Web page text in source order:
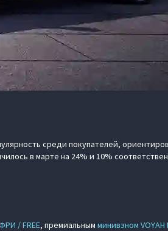
среди покупателей,
в марте на 24% и 10%
/ FREE, премиальным минивэном VOYAH